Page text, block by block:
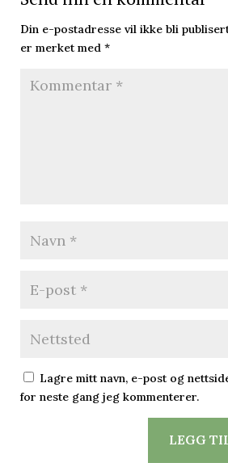
Din e-postadresse vil ikke bli
er merket med *
Lagre mitt navn, e-post og
for neste gang jeg kommenterer.
LEGG